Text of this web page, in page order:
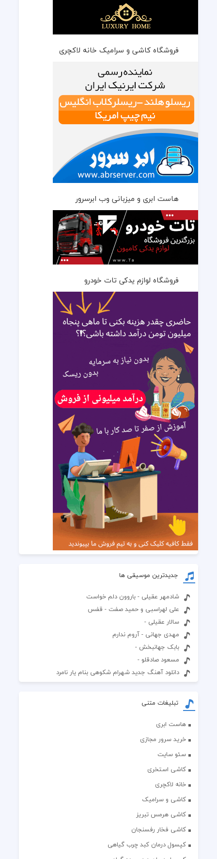
فروشگاه کاشی و سرامیک خانه لاکچری
هاست ابری و میزبانی وب ابرسرور
فروشگاه لوازم یدکی تات خودرو
جدیدترین موسیقی ها
شادمهر عقیلی - باروون دلم خواست
علی لهراسبی و حمید صفت - قفس
سالار عقیلی -
مهدی جهانی - آروم ندارم
بابک جهانبخش -
مسعود صادقلو -
دانلود آهنگ جدید شهرام شکوهی بنام یار نامرد
تبلیغات متنی
هاست ابری
خرید سرور مجازی
سئو سایت
کاشی استخری
خانه لاکچری
کاشی و سرامیک
کاشی هرمس تبریز
کاشی فخار رفسنجان
کپسول درمان کبد چرب گیاهی